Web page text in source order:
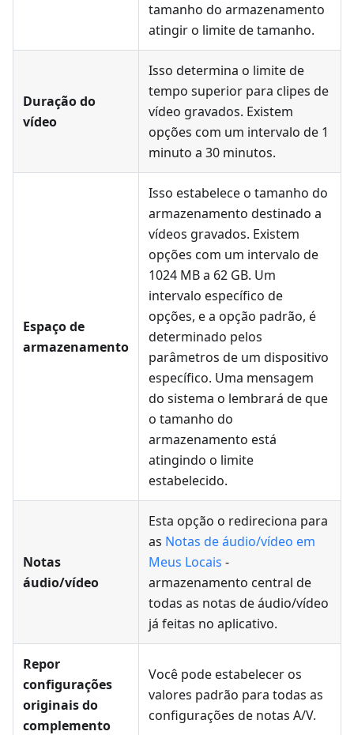
tamanho do armazenamento
atingir o limite de tamanho.
Duração do
vídeo
Isso determina o limite de
tempo superior para clipes de
vídeo gravados. Existem
opções com um intervalo de 1
minuto a 30 minutos.
Espaço de
armazenamento
Isso estabelece o tamanho do
armazenamento destinado a
vídeos gravados. Existem
opções com um intervalo de
1024 MB a 62 GB. Um
intervalo específico de
opções, e a opção padrão, é
determinado pelos
parâmetros de um dispositivo
específico. Uma mensagem
do sistema o lembrará de que
o tamanho do
armazenamento está
atingindo o limite
estabelecido.
Notas
áudio/vídeo
Esta opção o redireciona para
as Notas de áudio/vídeo em
Meus Locais -
armazenamento central de
todas as notas de áudio/vídeo
já feitas no aplicativo.
Repor
configurações
originais do
complemento
Você pode estabelecer os
valores padrão para todas as
configurações de notas A/V.